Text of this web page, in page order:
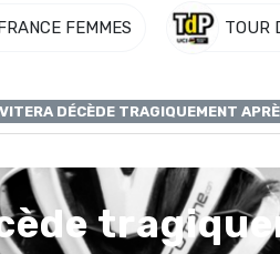
FEMMES TOUR
DÉCÈDE TRAGIQUEMENT